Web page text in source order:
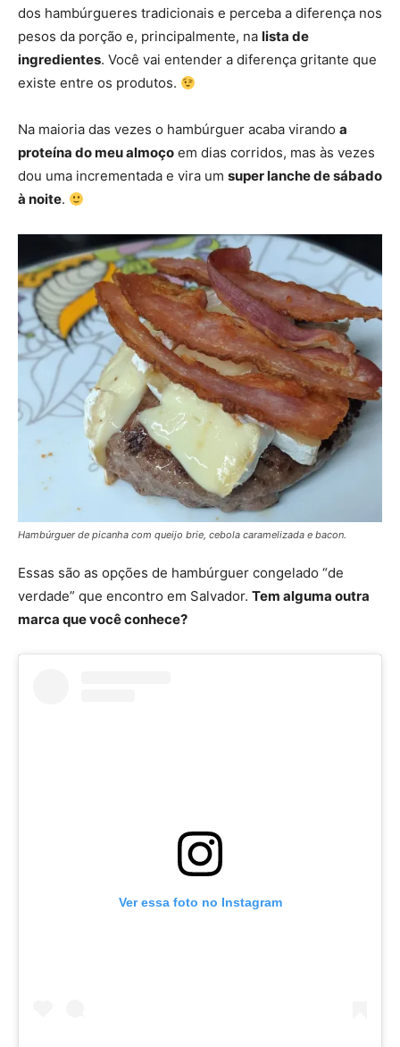
dos hambúrgueres tradicionais e perceba a diferença nos
pesos da porção e, principalmente, na lista de
ingredientes. Você vai entender a diferença gritante que
existe entre os produtos.
Na maioria das vezes o hambúrguer acaba virando a
proteína do meu almoço em dias corridos, mas às vezes
dou uma incrementada e vira um super lanche de sábado
à noite.
Hambúrguer de picanha com queijo brie, cebola caramelizada e bacon.
Essas são as opções de hambúrguer congelado “de
verdade” que encontro em Salvador. Tem alguma outra
marca que você conhece?
Ver essa foto no Instagram